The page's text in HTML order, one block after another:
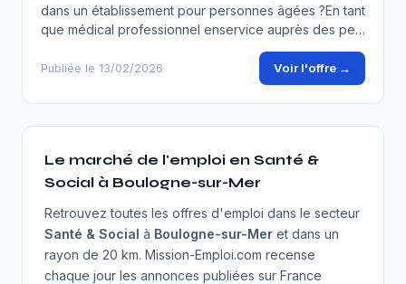
dans un établissement pour personnes âgées ?En tant
que médical professionnel enservice auprès des pe…
Publiée le 13/02/2026 Voir l'offre →
Le marché de l'emploi en Santé &
Social à Boulogne-sur-Mer
Retrouvez toutes les offres d'emploi dans le secteur
Santé & Social à Boulogne-sur-Mer et dans un
rayon de 20 km. Mission-Emploi.com recense
chaque jour les annonces publiées sur France